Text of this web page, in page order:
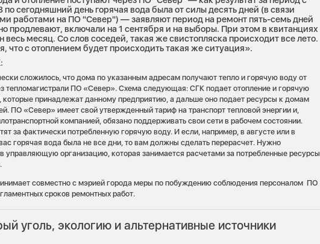
по сегодняшний день горячая вода была от силы десять дней (в связи
работами на ПО "Север") — заявляют период на ремонт пять-семь дней
продлевают, включали на 1 сентября и на выборы. При этом в квитанциях
весь месяц. Со слов соседей, такая же свистопляска происходит все лето.
что с отоплением будет происходить такая же ситуация».
сложилось, что дома по указанным адресам получают тепло и горячую воду от
тепломагистрали ПО «Север». Схема следующая: СГК подает отопление и горячую
которые принадлежат данному предприятию, а дальше оно подает ресурсы к домам
ПО «Север» имеет свой утвержденный тариф на транспорт тепловой энергии и,
компанией, обязано поддерживать свои сети в рабочем состоянии.
за фактически потребленную горячую воду. И если, например, в августе или в
горячая вода была не все дни, то вам должны сделать перерасчет. Нужно
в управляющую организацию, которая занимается расчетами за потребленные ресурсы
совместно с мэрией города меры по побуждению соблюдения персоналом ПО
сроков ремонтных работ.
уголь, экологию и альтернативные источники